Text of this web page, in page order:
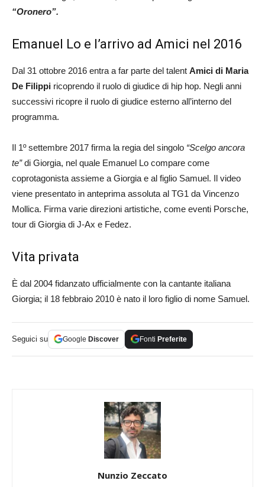
“Oronero”.
Emanuel Lo e l’arrivo ad Amici nel 2016
Dal 31 ottobre 2016 entra a far parte del talent Amici di Maria
De Filippi ricoprendo il ruolo di giudice di hip hop. Negli anni
successivi ricopre il ruolo di giudice esterno all’interno del
programma.
Il 1º settembre 2017 firma la regia del singolo “Scelgo ancora
te”di Giorgia, nel quale Emanuel Lo compare come
coprotagonista assieme a Giorgia e al figlio Samuel. Il video
viene presentato in anteprima assoluta al TG1 da Vincenzo
Mollica. Firma varie direzioni artistiche, come eventi Porsche,
tour di Giorgia di J-Ax e Fedez.
Vita privata
È dal 2004 fidanzato ufficialmente con la cantante italiana
Giorgia; il 18 febbraio 2010 è nato il loro figlio di nome Samuel.
Seguici su Google Discover Fonti Preferite
Nunzio Zeccato